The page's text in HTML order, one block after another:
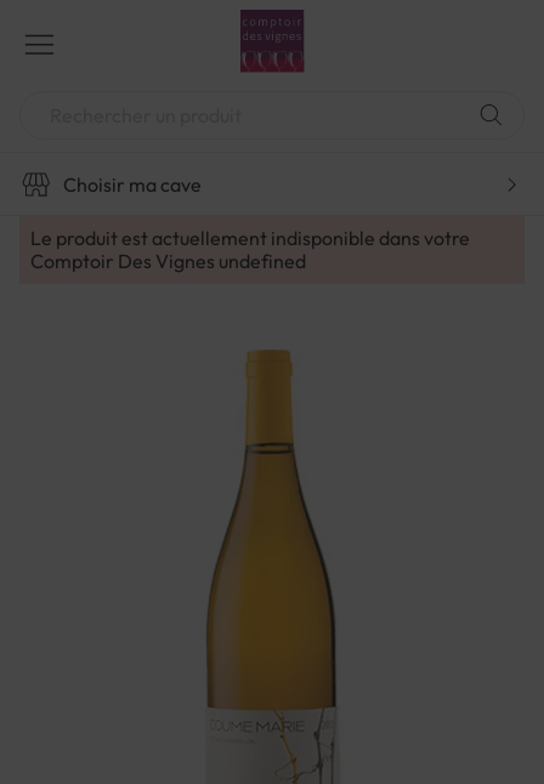
contenu
Choisir ma cave
Le produit est actuellement indisponible dans votre
Comptoir Des Vignes undefined